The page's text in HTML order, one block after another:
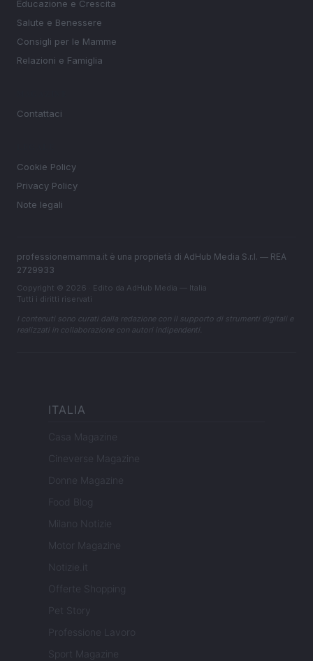
Educazione e Crescita
Salute e Benessere
Consigli per le Mamme
Relazioni e Famiglia
Contattaci
Cookie Policy
Privacy Policy
Note legali
professionemamma.it è una proprietà di AdHub Media S.r.l. — REA
2729933
Copyright © 2026 · Edito da AdHub Media — Italia
Tutti i diritti riservati
I contenuti sono curati dalla redazione con il supporto di strumenti digitali e
realizzati in collaborazione con autori indipendenti.
ITALIA
Casa Magazine
Cineverse Magazine
Donne Magazine
Food Blog
Milano Notizie
Motor Magazine
Notizie.it
Offerte Shopping
Pet Story
Professione Lavoro
Sport Magazine